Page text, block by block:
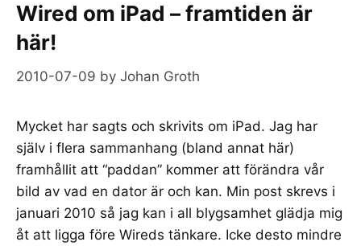
Wired om iPad – framtiden är
här!
2010-07-09 by Johan Groth
Mycket har sagts och skrivits om iPad. Jag har
själv i flera sammanhang (bland annat här)
framhållit att “paddan” kommer att förändra vår
bild av vad en dator är och kan. Min post skrevs i
januari 2010 så jag kan i all blygsamhet glädja mig
åt att ligga före Wireds tänkare. Icke desto mindre